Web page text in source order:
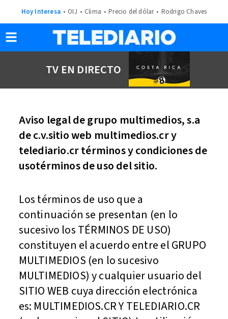
Hoy Interesa OIJ Clima Precio del dólar Rodrigo Chaves
TV EN DIRECTO
Aviso legal de grupo multimedios, s.a
de c.v.sitio web multimedios.cr y
telediario.cr términos y condiciones de
usotérminos de uso del sitio.
Los términos de uso que a
continuación se presentan (en lo
sucesivo los TÉRMINOS DE USO)
constituyen el acuerdo entre el GRUPO
MULTIMEDIOS (en lo sucesivo
MULTIMEDIOS) y cualquier usuario del
SITIO WEB cuya dirección electrónica
es: MULTIMEDIOS.CR Y TELEDIARIO.CR